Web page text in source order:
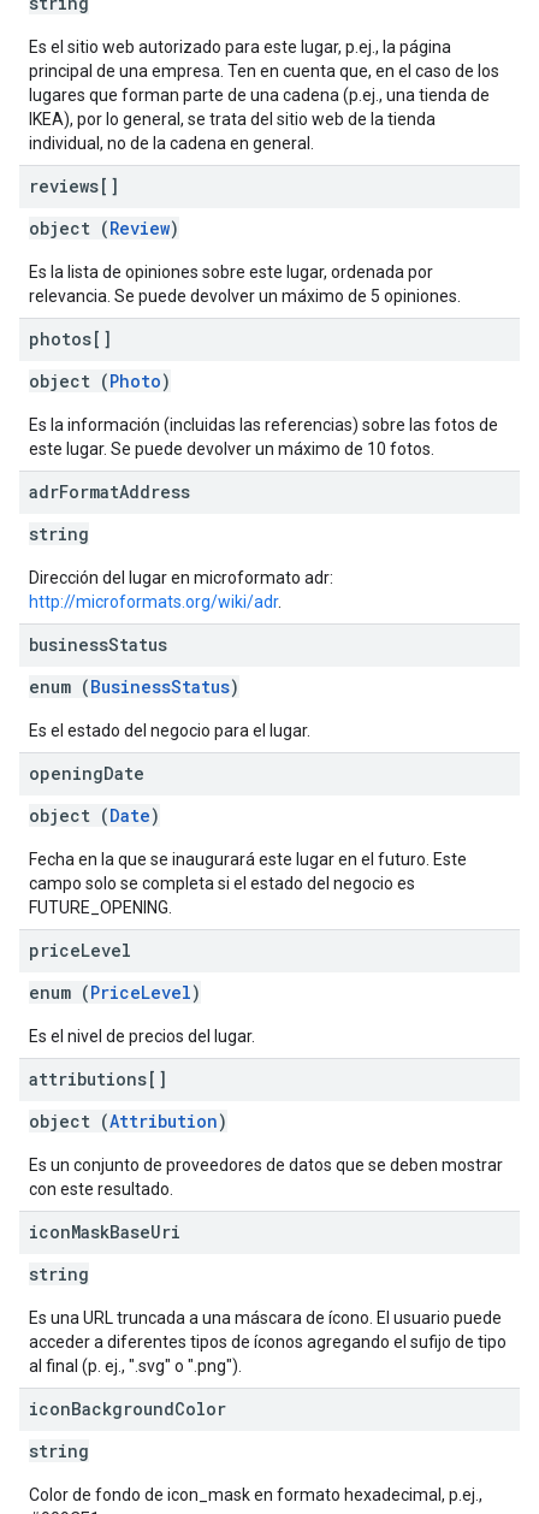
Es el sitio web autorizado para este lugar, p.ej., la página
principal de una empresa. Ten en cuenta que, en el caso de los
lugares que forman parte de una cadena (p.ej., una tienda de
IKEA), por lo general, se trata del sitio web de la tienda
individual, no de la cadena en general.
reviews[]
object (Review)
Es la lista de opiniones sobre este lugar, ordenada por
relevancia. Se puede devolver un máximo de 5 opiniones.
photos[]
object (Photo)
Es la información (incluidas las referencias) sobre las fotos de
este lugar. Se puede devolver un máximo de 10 fotos.
adrFormatAddress
string
Dirección del lugar en microformato adr:
http://microformats.org/wiki/adr.
businessStatus
enum (BusinessStatus)
Es el estado del negocio para el lugar.
openingDate
object (Date)
Fecha en la que se inaugurará este lugar en el futuro. Este
campo solo se completa si el estado del negocio es
FUTURE_OPENING.
priceLevel
enum (PriceLevel)
Es el nivel de precios del lugar.
attributions[]
object (Attribution)
Es un conjunto de proveedores de datos que se deben mostrar
con este resultado.
iconMaskBaseUri
string
Es una URL truncada a una máscara de ícono. El usuario puede
acceder a diferentes tipos de íconos agregando el sufijo de tipo
al final (p. ej., ".svg" o ".png").
iconBackgroundColor
string
Color de fondo de icon_mask en formato hexadecimal, p.ej.,